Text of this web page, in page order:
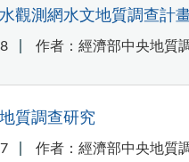
觀測網水文地質調查計
作者：經濟部中央地質
質調查研究
作者：經濟部中央地質